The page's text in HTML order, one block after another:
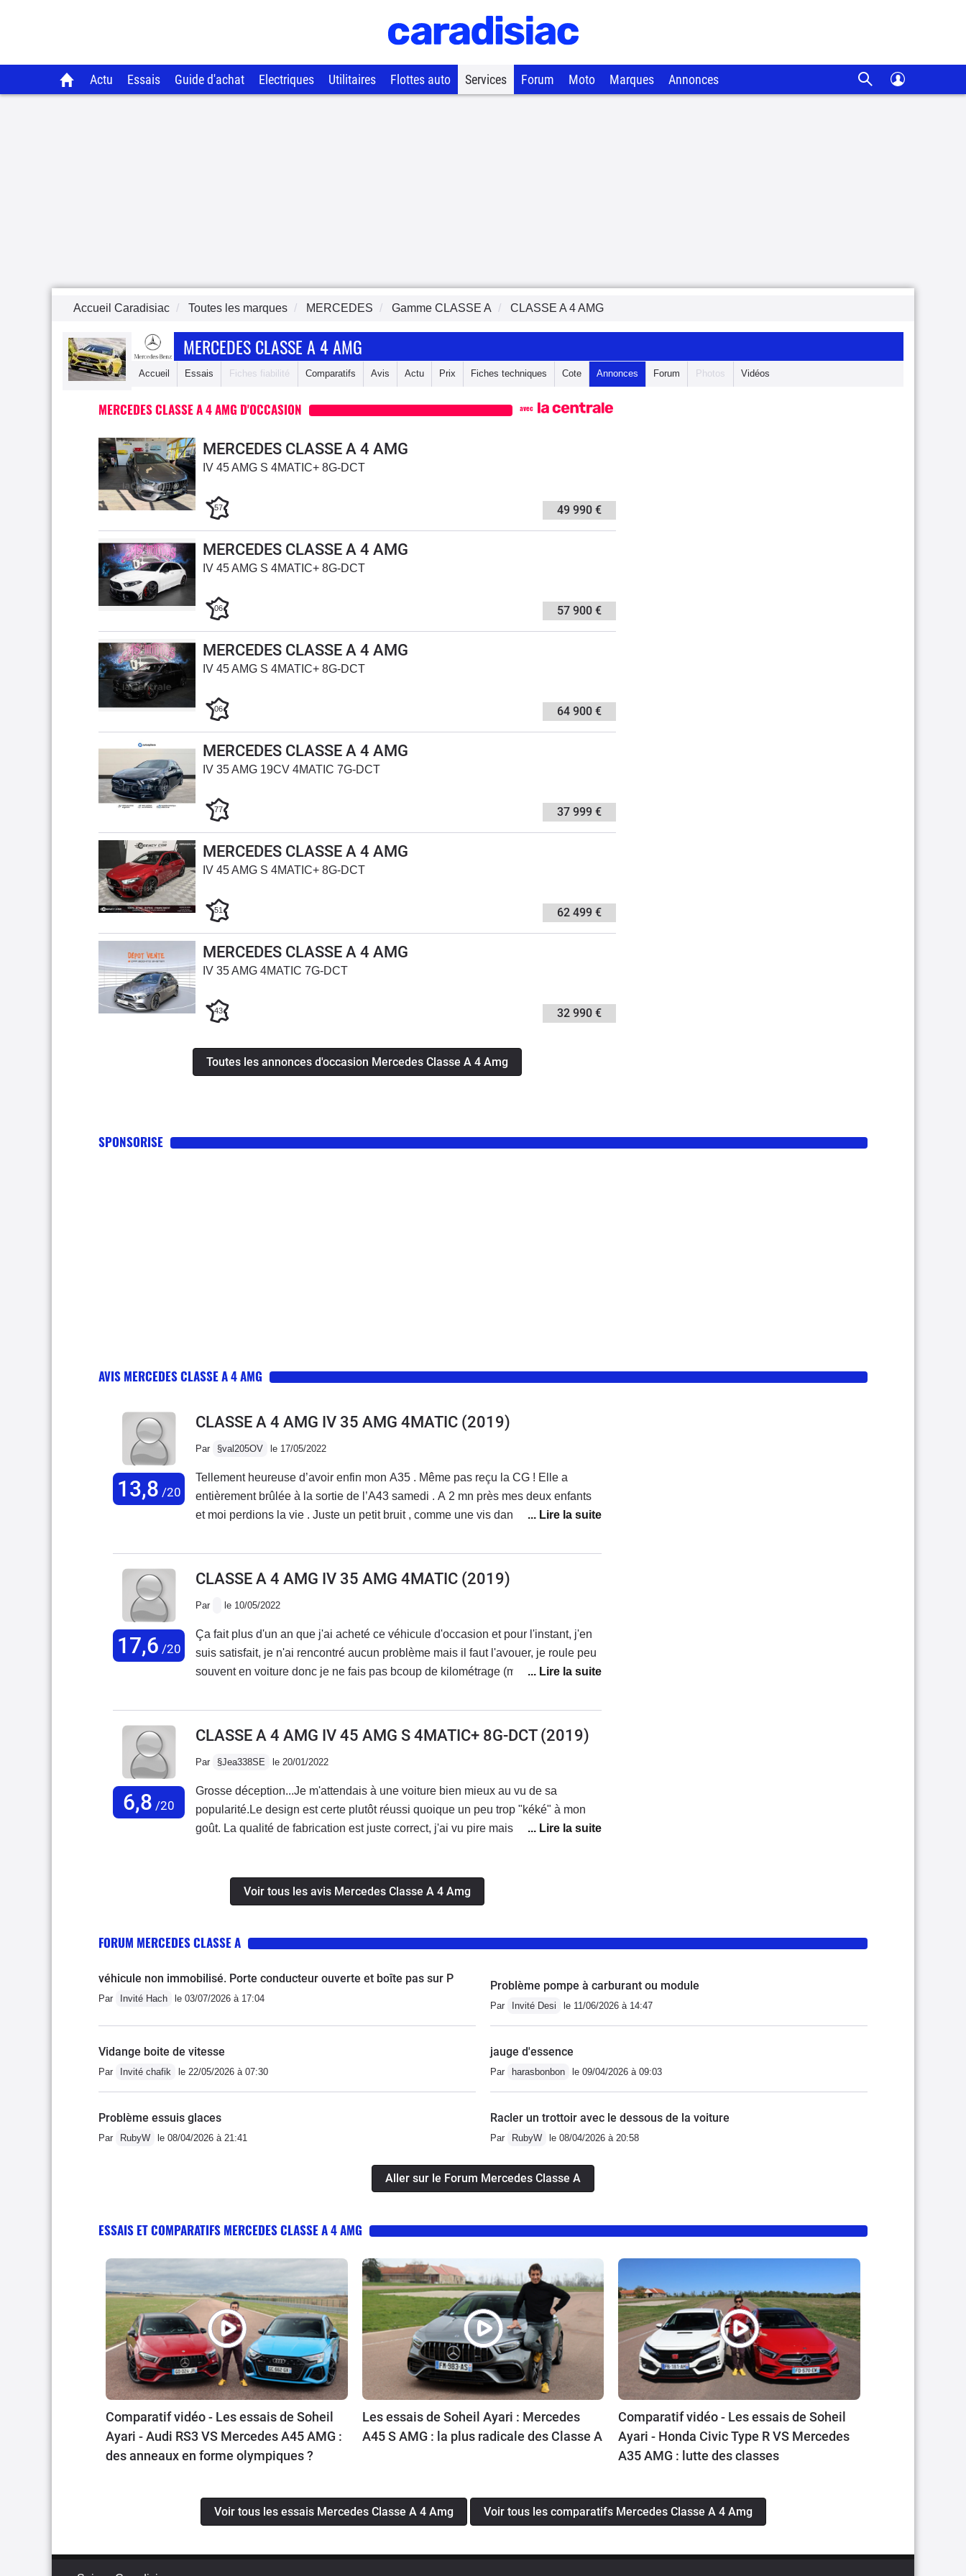
Actu Essais Guide d'achat Electriques Utilitaires Flottes auto Services Forum Moto Marques Annonces
Accueil Caradisiac Toutes les marques MERCEDES Gamme CLASSE A CLASSE A 4 AMG
MERCEDES CLASSE A 4 AMG
Accueil Essais Fiches fiabilité Comparatifs Avis Actu Prix Fiches techniques Cote Annonces Forum Photos Vidéos
MERCEDES CLASSE A 4 AMG D'OCCASION avec
MERCEDES CLASSE A 4 AMG
IV 45 AMG S 4MATIC+ 8G-DCT
57 49 990 €
MERCEDES CLASSE A 4 AMG
IV 45 AMG S 4MATIC+ 8G-DCT
06 57 900 €
MERCEDES CLASSE A 4 AMG
IV 45 AMG S 4MATIC+ 8G-DCT
06 64 900 €
MERCEDES CLASSE A 4 AMG
IV 35 AMG 19CV 4MATIC 7G-DCT
77 37 999 €
MERCEDES CLASSE A 4 AMG
IV 45 AMG S 4MATIC+ 8G-DCT
51 62 499 €
MERCEDES CLASSE A 4 AMG
IV 35 AMG 4MATIC 7G-DCT
43 32 990 €
Toutes les annonces d'occasion Mercedes Classe A 4 Amg
SPONSORISE
AVIS MERCEDES CLASSE A 4 AMG
13,8 /20
CLASSE A 4 AMG IV 35 AMG 4MATIC (2019)
Par §val205OV le 17/05/2022
Tellement heureuse d’avoir enfin mon A35 . Même pas reçu la CG ! Elle a
entièrement brûlée à la sortie de l’A43 samedi . A 2 mn près mes deux enfants
et moi perdions la vie . Juste un petit bruit , comme une vis dans le pneu , je
d’allumer. Je fais confiance à ma voiture , je m’engage sur l’autoroute. Je fais 20
km et le bruit s’intensifie, je décide de sortir et m’engage au péage . Et la la
voiture s’arrête , elle commence à fumer , nous sortons de la voiture et mêle pas
2 mn après , elle s’embrase et c’est fini !! Comment est ce possible ? Je voudra
savoir pourquoi à 2 mn près nous étiez 3 à perdre la vie se samedi 14/05/2023.
Est ce que Mercedes va prendre sa responsabilité ? Je suis tellement déçu et
choquée de cette mésaventure. Si vous avez des réponses !!!
17,6 /20
CLASSE A 4 AMG IV 35 AMG 4MATIC (2019)
Par le 10/05/2022
Ça fait plus d'un an que j'ai acheté ce véhicule d'occasion et pour l'instant, j'en
suis satisfait, je n'ai rencontré aucun problème mais il faut l'avouer, je roule peu
souvent en voiture donc je ne fais pas bcoup de kilométrage (moins de 5000km
voir dans un véhicule, il fait son effet, surtout le soir qd tout est illuminé ! Le
véhicule accélère fort et en mode sport+, il fait de belles pétarades à la
décélération.. Pour moi, la qualité est là.. A voir dans le temps comment va
évoluer la mécanique, pour l'instant, je touche du bois, je n'ai rien à signaler !
6,8 /20
CLASSE A 4 AMG IV 45 AMG S 4MATIC+ 8G-DCT(2019)
Par §Jea338SE le 20/01/2022
Grosse déception...Je m'attendais à une voiture bien mieux au vu de sa
popularité.Le design est certe plutôt réussi quoique un peu trop "kéké" à mon
goût. La qualité de fabrication est juste correct, j'ai vu pire mais j'ai vu bien
pousse très fort) mais sans aucune sensation. Ce n'est pas normal de s'ennuyer
autant même sur piste !!! Il y'a du bruit... Beaucoup, mais il n'est pas beau, c'est
d'amg. Vraiment déçu par la fiabilité de la voiture (plusieurs grosses pannes). Je
voiture, je lui ai finalement offert une jaguar F type bien meilleure !
Voir tous les avis Mercedes Classe A 4 Amg
FORUM MERCEDES CLASSE A
véhicule non immobilisé. Porte conducteur ouverte et boîte pas sur P
Par Invité Hach le 03/07/2026 à 17:04
Problème pompe à carburant ou module
Par Invité Desi le 11/06/2026 à 14:47
Vidange boite de vitesse
Par Invité chafik le 22/05/2026 à 07:30
jauge d'essence
Par harasbonbon le 09/04/2026 à 09:03
Problème essuis glaces
Par RubyW le 08/04/2026 à 21:41
Racler un trottoir avec le dessous de la voiture
Par RubyW le 08/04/2026 à 20:58
Aller sur le Forum Mercedes Classe A
ESSAIS ET COMPARATIFS MERCEDES CLASSE A 4 AMG
Comparatif vidéo - Les essais de Soheil
Ayari - Audi RS3 VS Mercedes A45 AMG :
des anneaux en forme olympiques ?
Les essais de Soheil Ayari : Mercedes
A45 S AMG : la plus radicale des Classe A
Comparatif vidéo - Les essais de Soheil
Ayari - Honda Civic Type R VS Mercedes
A35 AMG : lutte des classes
Voir tous les essais Mercedes Classe A 4 Amg Voir tous les comparatifs Mercedes Classe A 4 Amg